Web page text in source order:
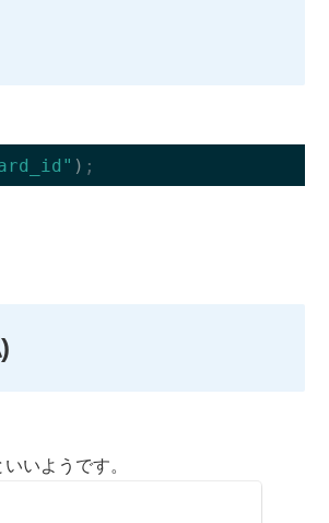
) ;
いようです。